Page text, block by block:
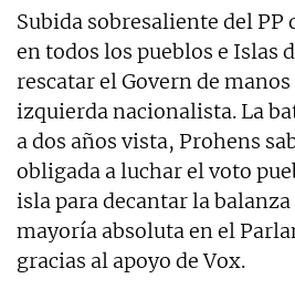
Subida sobresaliente del PP
en todos los pueblos e Islas
rescatar el Govern de
izquierda nacionalista. La
a dos años vista, Prohens
obligada a luchar el voto
isla para decantar la
mayoría absoluta en el
gracias al apoyo de Vox.